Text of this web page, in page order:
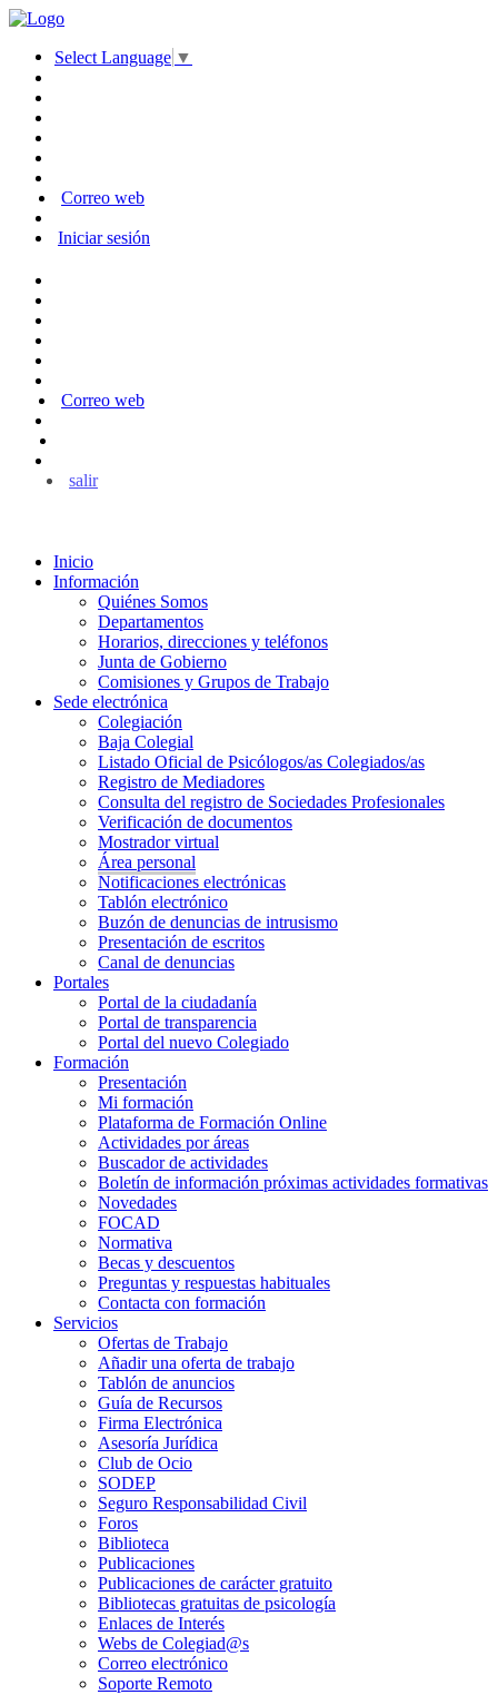
Select Language ▼
Correo web
Iniciar sesión
Correo web
salir
Inicio
Información
Quiénes Somos
Departamentos
Horarios, direcciones y teléfonos
Junta de Gobierno
Comisiones y Grupos de Trabajo
Sede electrónica
Colegiación
Baja Colegial
Listado Oficial de Psicólogos/as Colegiados/as
Registro de Mediadores
Consulta del registro de Sociedades Profesionales
Verificación de documentos
Mostrador virtual
Área personal
Notificaciones electrónicas
Tablón electrónico
Buzón de denuncias de intrusismo
Presentación de escritos
Canal de denuncias
Portales
Portal de la ciudadanía
Portal de transparencia
Portal del nuevo Colegiado
Formación
Presentación
Mi formación
Plataforma de Formación Online
Actividades por áreas
Buscador de actividades
Boletín de información próximas actividades formativas
Novedades
FOCAD
Normativa
Becas y descuentos
Preguntas y respuestas habituales
Contacta con formación
Servicios
Ofertas de Trabajo
Añadir una oferta de trabajo
Tablón de anuncios
Guía de Recursos
Firma Electrónica
Asesoría Jurídica
Club de Ocio
SODEP
Seguro Responsabilidad Civil
Foros
Biblioteca
Publicaciones
Publicaciones de carácter gratuito
Bibliotecas gratuitas de psicología
Enlaces de Interés
Webs de Colegiad@s
Correo electrónico
Soporte Remoto